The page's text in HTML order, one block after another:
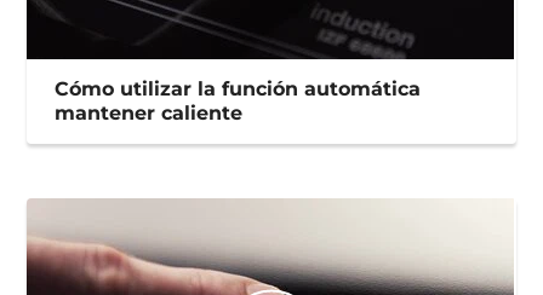
Cómo utilizar la función automática
mantener caliente